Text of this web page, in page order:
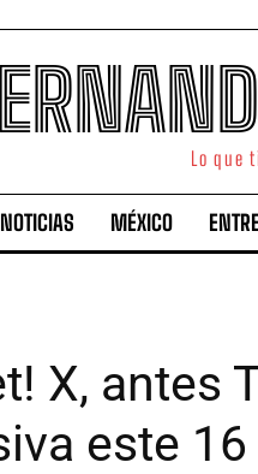
Lo que
NOTICIAS MÉXICO
X, antes
este